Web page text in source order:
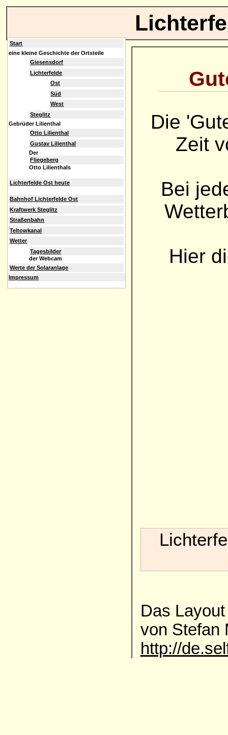
Die
Zeit
Bei
Hier
Das
von Stefan
http://
Start
eine kleine Geschichte der Ortsteile
Giesensdorf
Lichterfelde
Ost
Süd
West
Steglitz
Gebrüder Lilienthal
Otto Lilienthal
Gustav Lilienthal
Der
Fliegeberg
Otto Lilienthals
Lichterfelde Ost heute
Bahnhof Lichterfelde Ost
Kraftwerk Steglitz
Straßenbahn
Teltowkanal
Wetter
Tagesbilder
der Webcam
Werte der Solaranlage
Impressum